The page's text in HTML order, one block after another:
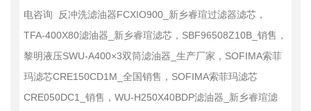
电咨询 反冲洗滤油器FCXIO900_新乡睿瑄过滤器滤芯，
TFA-400X80滤油器_新乡睿瑄滤芯，SBF96508Z10B_销售，
黎明液压SWU-A400×3双筒滤油器_生产厂家，SOFIMA索菲
玛滤芯CRE150CD1M_全国销售，SOFIMA索菲玛滤芯
CRE050DC1_销售，WU-H250X40BDP滤油器_新乡睿瑄滤